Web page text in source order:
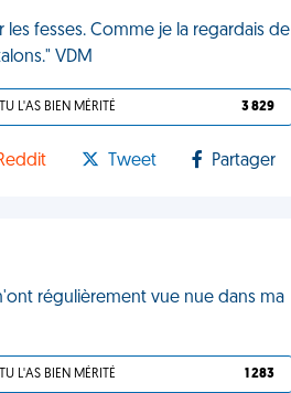
fesses. Comme je la regardais de
VDM
TU L'AS BIEN MÉRITÉ 3 829
Tweet Partager
régulièrement vue nue dans ma
TU L'AS BIEN MÉRITÉ 1 283